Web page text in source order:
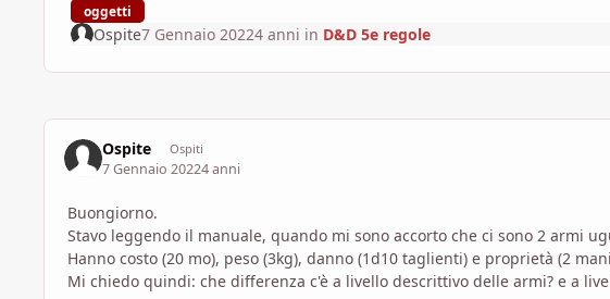
oggetti
Ospite7 Gennaio 20224 anni in D&D 5e regole
Ospite Ospiti
7 Gennaio 20224 anni
Buongiorno.
Stavo leggendo il manuale, quando mi sono accorto che ci sono 2 armi
Hanno costo (20 mo), peso (3kg), danno (1d10 taglienti) e proprietà (2
Mi chiedo quindi: che differenza c'è a livello descrittivo delle armi? e a